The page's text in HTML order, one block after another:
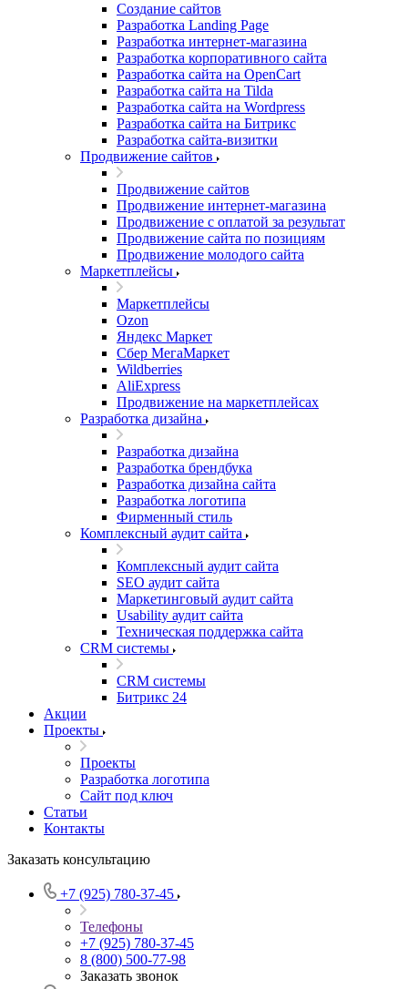
Создание сайтов
Разработка Landing Page
Разработка интернет-магазина
Разработка корпоративного сайта
Разработка сайта на OpenCart
Разработка сайта на Tilda
Разработка сайта на Wordpress
Разработка сайта на Битрикс
Разработка сайта-визитки
Продвижение сайтов
Продвижение сайтов
Продвижение интернет-магазина
Продвижение с оплатой за результат
Продвижение сайта по позициям
Продвижение молодого сайта
Маркетплейсы
Маркетплейсы
Ozon
Яндекс Маркет
Сбер МегаМаркет
Wildberries
AliExpress
Продвижение на маркетплейсах
Разработка дизайна
Разработка дизайна
Разработка брендбука
Разработка дизайна сайта
Разработка логотипа
Фирменный стиль
Комплексный аудит сайта
Комплексный аудит сайта
SEO аудит сайта
Маркетинговый аудит сайта
Usability аудит сайта
Техническая поддержка сайта
CRM системы
CRM системы
Битрикс 24
Акции
Проекты
Проекты
Разработка логотипа
Сайт под ключ
Статьи
Контакты
Заказать консультацию
+7 (925) 780-37-45
Телефоны
+7 (925) 780-37-45
8 (800) 500-77-98
Заказать звонок